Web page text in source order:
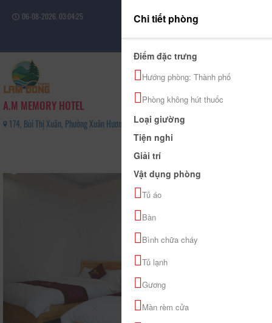
06-08-2026, 03:04:25
Đăng nhập
A.M MEMORY HOTEL
174, Bùi Thị Xuân, Phường Xuân Hương - Đà Lạt, Tỉnh Lâm Đồng - 02633 533 279
Chi tiết phòng
Điểm đặc trưng
Hướng phòng: Thành phố
Phòng không hút thuốc
Loại giường
Tiện nghi
Giải trí
Vật dụng phòng
Tủ áo
Bàn
Bình chữa cháy
Tủ lạnh
Gương
Màn rèm cửa